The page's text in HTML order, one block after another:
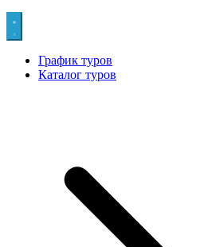
График туров
Каталог туров